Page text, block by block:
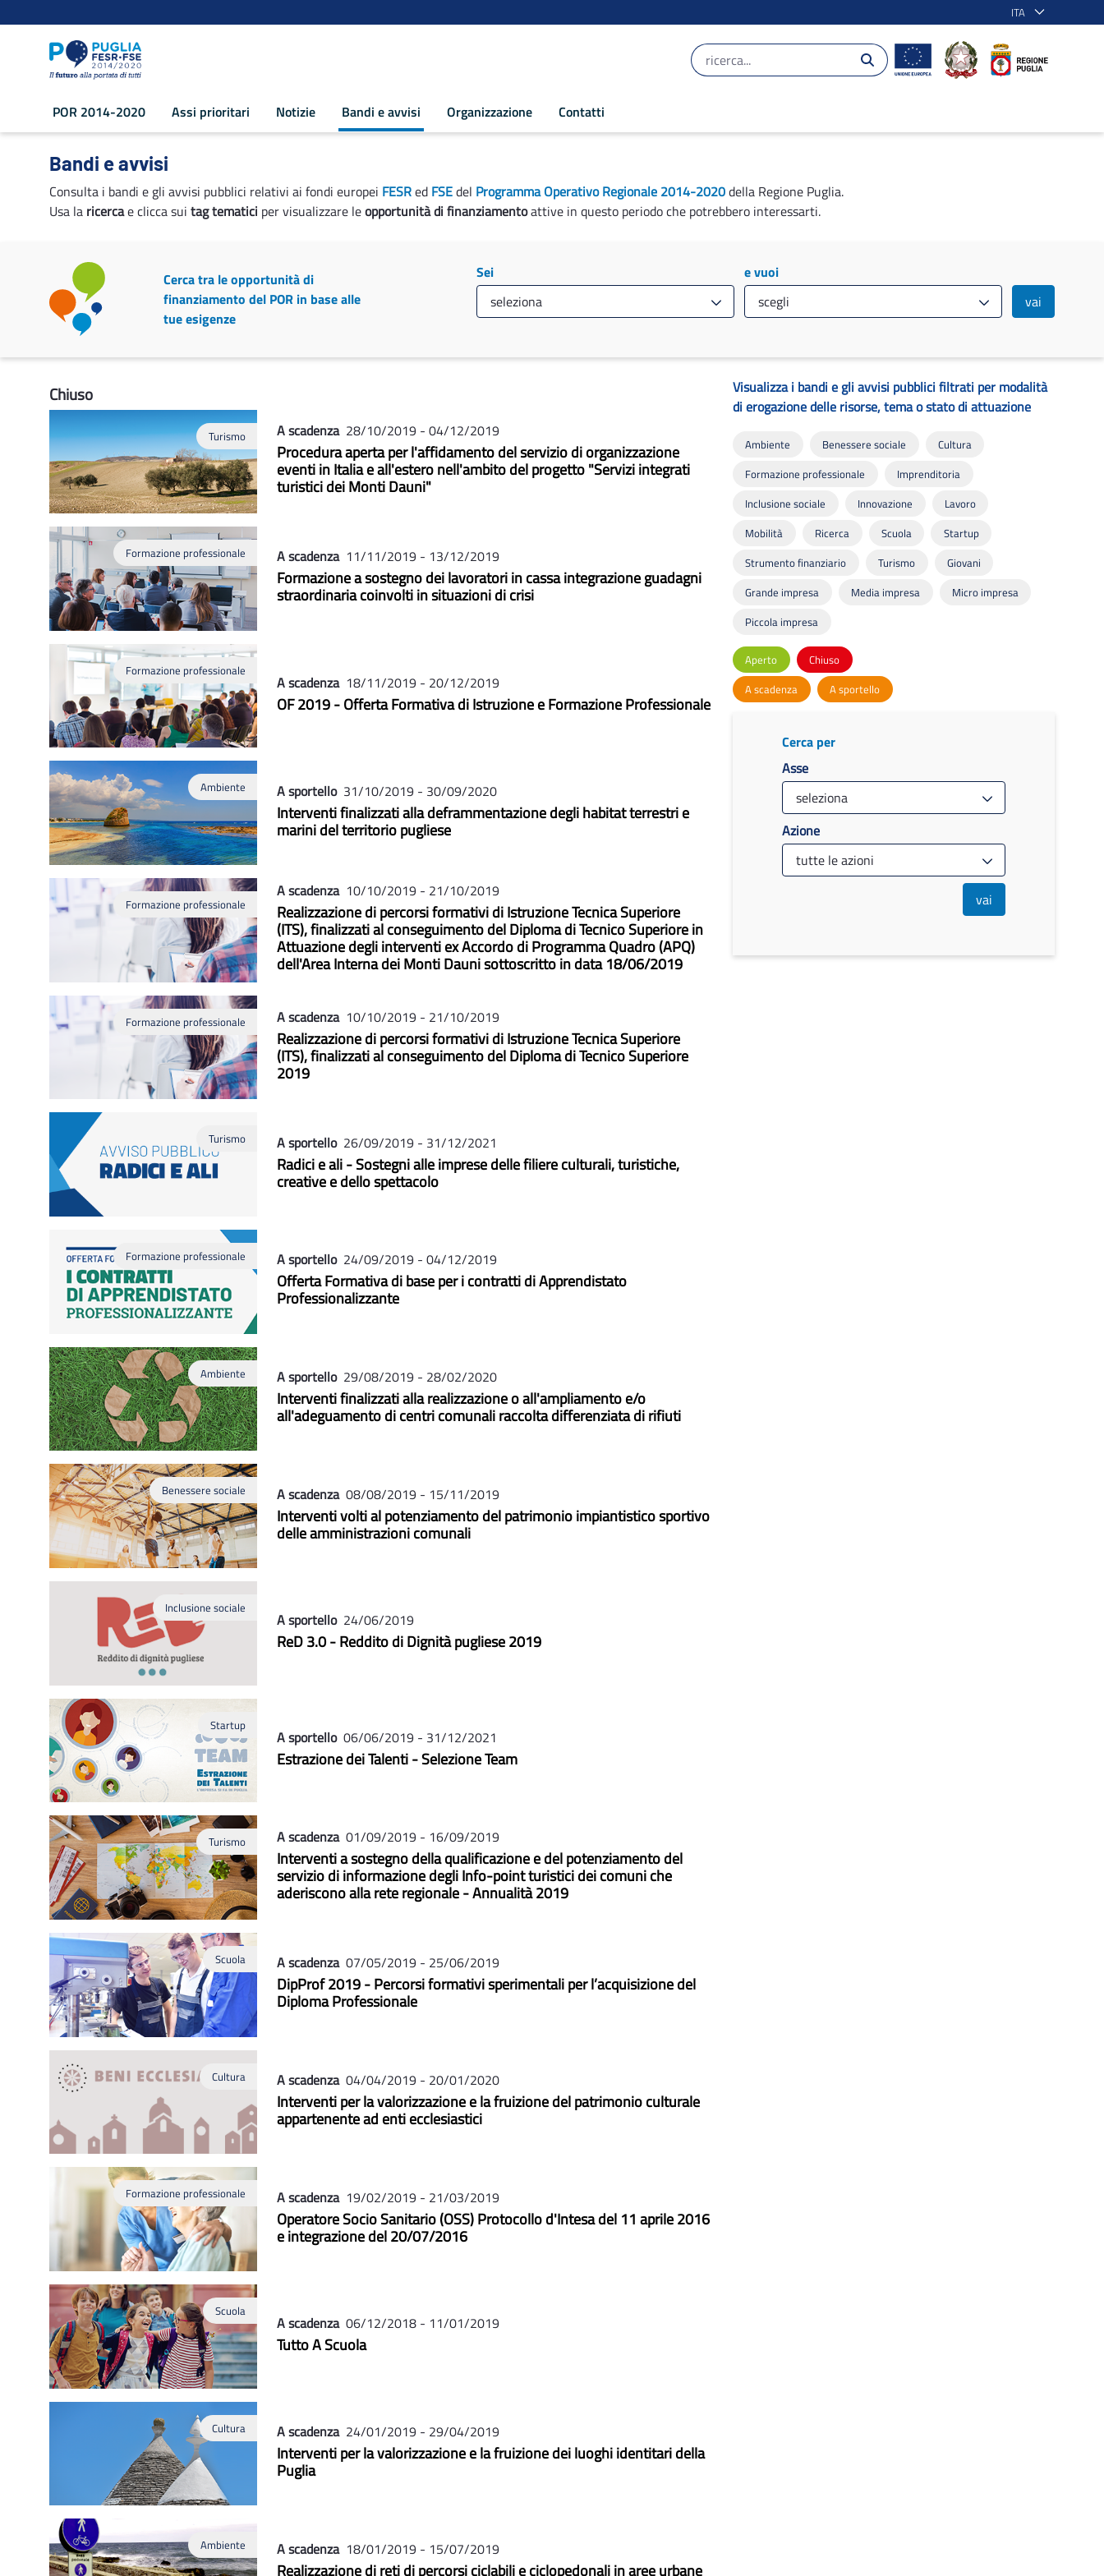
ITA
POR 2014-2020 Assi prioritari Notizie Bandi e avvisi Organizzazione Contatti
Bandi e avvisi - POR Puglia 2014-2020
Bandi e avvisi
Consulta i bandi e gli avvisi pubblici relativi ai fondi europei FESRed FSEdel Programma Operativo Regionale 2014-2020della Regione Puglia.
Usa la ricercae clicca sui tag tematici per visualizzare leopportunità di finanziamentoattive in questo periodo che potrebbero interessarti.
Cerca tra le opportunità di
finanziamento del POR in base alle
tue esigenze
Sei
e vuoi
vai
Chiuso
Turismo A scadenza 28/10/2019 - 04/12/2019
Procedura aperta per l'affidamento del servizio di organizzazione
eventi in Italia e all'estero nell'ambito del progetto "Servizi integrati
turistici dei Monti Dauni"
Formazione professionale A scadenza 11/11/2019 - 13/12/2019
Formazione a sostegno dei lavoratori in cassa integrazione guadagni
straordinaria coinvolti in situazioni di crisi
Formazione professionale
A scadenza 18/11/2019 - 20/12/2019
OF 2019 - Offerta Formativa di Istruzione e Formazione Professionale
Ambiente A sportello 31/10/2019 - 30/09/2020
Interventi finalizzati alla deframmentazione degli habitat terrestri e
marini del territorio pugliese
Formazione professionale
A scadenza 10/10/2019 - 21/10/2019
Realizzazione di percorsi formativi di Istruzione Tecnica Superiore
(ITS), finalizzati al conseguimento del Diploma di Tecnico Superiore in
Attuazione degli interventi ex Accordo di Programma Quadro (APQ)
dell'Area Interna dei Monti Dauni sottoscritto in data 18/06/2019
Formazione professionale A scadenza 10/10/2019 - 21/10/2019
Realizzazione di percorsi formativi di Istruzione Tecnica Superiore
(ITS), finalizzati al conseguimento del Diploma di Tecnico Superiore
2019
Turismo A sportello 26/09/2019 - 31/12/2021
Radici e ali - Sostegni alle imprese delle filiere culturali, turistiche,
creative e dello spettacolo
Formazione professionale A sportello 24/09/2019 - 04/12/2019
Offerta Formativa di base per i contratti di Apprendistato
Professionalizzante
Ambiente A sportello 29/08/2019 - 28/02/2020
Interventi finalizzati alla realizzazione o all'ampliamento e/o
all'adeguamento di centri comunali raccolta differenziata di rifiuti
Benessere sociale A scadenza 08/08/2019 - 15/11/2019
Interventi volti al potenziamento del patrimonio impiantistico sportivo
delle amministrazioni comunali
Inclusione sociale
A sportello 24/06/2019
ReD 3.0 - Reddito di Dignità pugliese 2019
Startup
A sportello 06/06/2019 - 31/12/2021
Estrazione dei Talenti - Selezione Team
Turismo A scadenza 01/09/2019 - 16/09/2019
Interventi a sostegno della qualificazione e del potenziamento del
servizio di informazione degli Info-point turistici dei comuni che
aderiscono alla rete regionale - Annualità 2019
Scuola A scadenza 07/05/2019 - 25/06/2019
DipProf 2019 - Percorsi formativi sperimentali per l’acquisizione del
Diploma Professionale
Cultura A scadenza 04/04/2019 - 20/01/2020
Interventi per la valorizzazione e la fruizione del patrimonio culturale
appartenente ad enti ecclesiastici
Formazione professionale A scadenza 19/02/2019 - 21/03/2019
Operatore Socio Sanitario (OSS) Protocollo d'Intesa del 11 aprile 2016
e integrazione del 20/07/2016
Scuola
A scadenza 06/12/2018 - 11/01/2019
Tutto A Scuola
Cultura A scadenza 24/01/2019 - 29/04/2019
Interventi per la valorizzazione e la fruizione dei luoghi identitari della
Puglia
Ambiente A scadenza 18/01/2019 - 15/07/2019
Realizzazione di reti di percorsi ciclabili e ciclopedonali in aree urbane
Visualizza i bandi e gli avvisi pubblici filtrati per modalità
di erogazione delle risorse, tema o stato di attuazione
Ambiente Benessere sociale
Cultura
Formazione professionale
Imprenditoria
Inclusione sociale
Innovazione
Lavoro
Mobilità
Ricerca Scuola
Startup
Strumento finanziario
Turismo
Giovani
Grande impresa
Media impresa
Micro impresa
Piccola impresa
Aperto
Chiuso
A scadenza
A sportello
Cerca per
Asse
Azione
vai